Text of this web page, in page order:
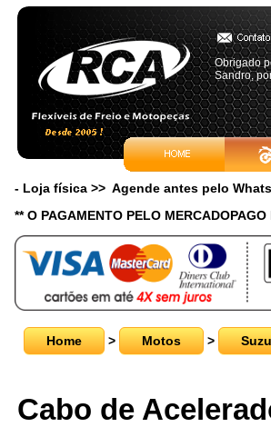
Obrigado
Sandro,
- Loja física >> Agende antes pelo
** O PAGAMENTO PELO
Home > Motos >
Cabo de